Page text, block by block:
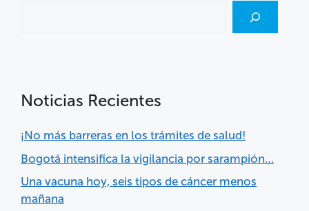
Noticias Recientes
¡No más barreras en los trámites de salud!
Bogotá intensifica la vigilancia por sarampión…
Una vacuna hoy, seis tipos de cáncer menos
mañana